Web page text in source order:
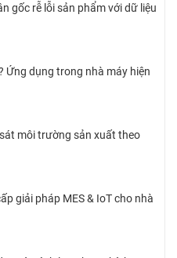
gốc rễ lỗi sản phẩm với dữ liệu
Ứng dụng trong nhà máy hiện
môi trường sản xuất theo
giải pháp MES & IoT cho nhà